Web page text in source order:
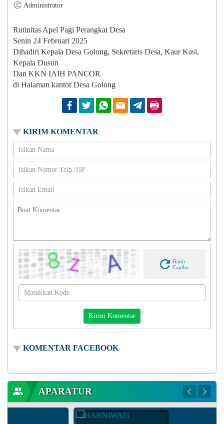
Administrator
Rutinitas Apel Pagi Perangkat Desa
Senin 24 Februari 2025
Dihadiri Kepala Desa Golong, Sekretaris Desa, Kaur Kasi,
Kepala Dusun
Dan KKN IAIH PANCOR
di Halaman kantor Desa Golong
FacebookTwitter Whatsapp
Email Telegram
KIRIM KOMENTAR
Ganti
Captha
KOMENTAR FACEBOOK
APARATUR